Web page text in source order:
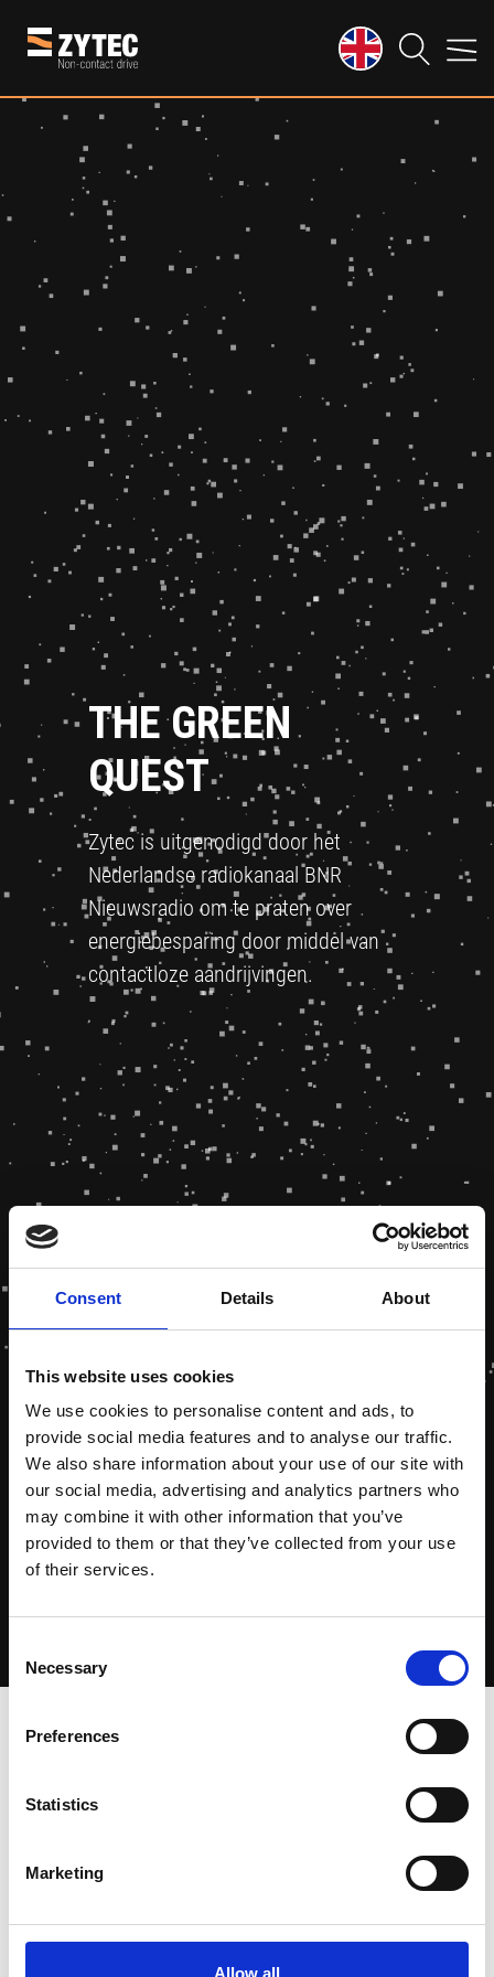
Consent Details About
This website uses cookies
We use cookies to personalise content and ads, to
provide social media features and to analyse our traffic.
We also share information about your use of our site with
our social media, advertising and analytics partners who
may combine it with other information that you’ve
provided to them or that they’ve collected from your use
of their services.
Selection
Necessary
Preferences
Statistics
Marketing
Allow all
THE GREEN
QUEST
Zytec is uitgenodigd door het
Nederlandse radiokanaal BNR
Nieuwsradio om te praten over
energiebesparing door middel van
contactloze aandrijvingen.
Home
The Green Quest #25 Zytec: Energie